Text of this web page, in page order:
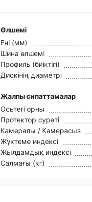
Өлшемі
Ені (мм)
Шина өлшемі
Профиль (биіктігі)
Дискінің диаметрі
Жалпы сипаттамалар
Осьтегі орны
Протектор суреті
Камералы / Камерасыз
Жүктеме индексі
Жылдамдық индексі
Салмағы (кг)